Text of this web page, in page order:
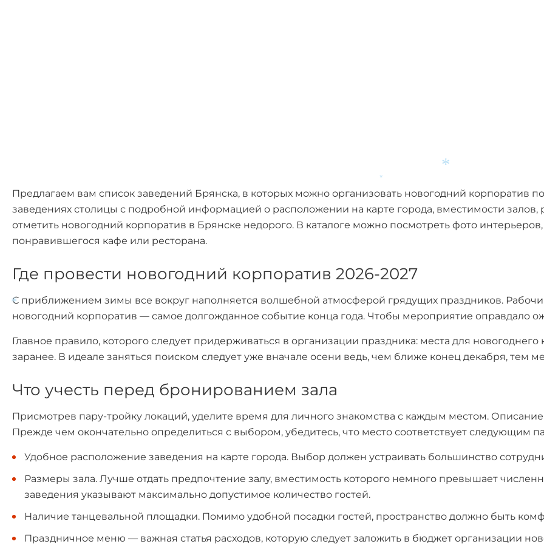
Предлагаем вам список заведений Брянска, в которых можно организовать новогодний
заведениях столицы с подробной информацией о расположении на карте города, вместимости залов,
отметить новогодний корпоратив в Брянске недорого. В каталоге можно посмотреть фото
понравившегося кафе или ресторана.
Где провести новогодний корпоратив 2026-2027
С приближением зимы все вокруг наполняется волшебной атмосферой грядущих праздников.
новогодний корпоратив — самое долгожданное событие конца года. Чтобы мероприятие оправдало
Главное правило, которого следует придерживаться в организации праздника: места для
заранее. В идеале заняться поиском следует уже вначале осени ведь, чем ближе конец декабря, тем
Что учесть перед бронированием зала
Присмотрев пару-тройку локаций, уделите время для личного знакомства с каждым местом.
Прежде чем окончательно определиться с выбором, убедитесь, что место соответствует следующим
Удобное расположение заведения на карте города. Выбор должен устраивать большинство
Размеры зала. Лучше отдать предпочтение залу, вместимость которого немного превышает
заведения указывают максимально допустимое количество гостей.
Наличие танцевальной площадки. Помимо удобной посадки гостей, пространство должно быть
Праздничное меню — важная статья расходов, которую следует заложить в бюджет организации
*
*
*